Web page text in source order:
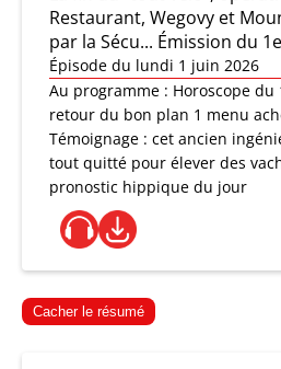
Restaurant, Wegovy et
par la Sécu... Émission du
Épisode du lundi 1 juin 2026
Au programme : Horoscope du
retour du bon plan 1 menu
Témoignage : cet ancien
tout quitté pour élever des
pronostic hippique du jour
Cacher le résumé